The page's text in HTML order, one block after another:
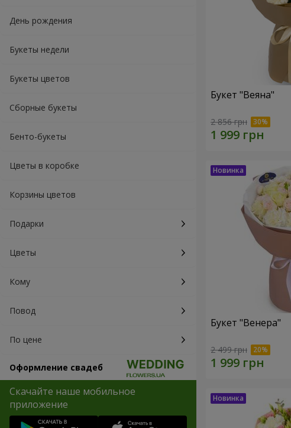
День рождения
Букеты недели
Букеты цветов
Сборные букеты
Бенто-букеты
Цветы в коробке
Корзины цветов
Подарки
Цветы
Кому
Повод
По цене
Оформление свадеб
Скачайте наше мобильное
приложение
Букет "Веяна"
2 856 грн
Букет "Венера"
2 499 грн